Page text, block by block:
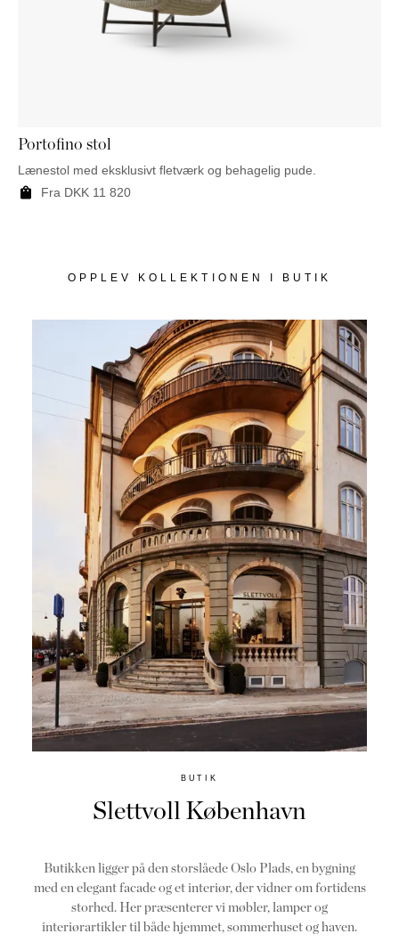
Portofino stol
Lænestol med eksklusivt fletværk og behagelig pude.
Fra DKK 11 820
OPPLEV KOLLEKTIONEN I BUTIK
BUTIK
Slettvoll København
Butikken ligger på den storslåede Oslo Plads, en bygning
med en elegant facade og et interiør, der vidner om fortidens
storhed. Her præsenterer vi møbler, lamper og
interiørartikler til både hjemmet, sommerhuset og haven.